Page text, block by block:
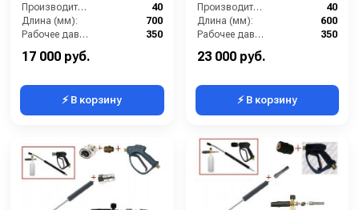
Производительность (л/мин):
40
Длина (мм):
700
Рабочее давление (бар):
350
17 000 руб.
⚡ В корзину
Производительность (л/мин):
40
Длина (мм):
600
Рабочее давление (бар):
350
23 000 руб.
⚡ В корзину